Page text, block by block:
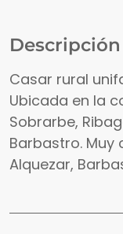
Descripción
Casar rural
Ubicada en la
Sobrarbe,
Barbastro. Muy
Alquezar,